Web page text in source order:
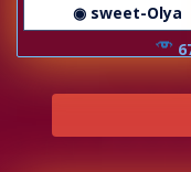
◉ sweet-Olya